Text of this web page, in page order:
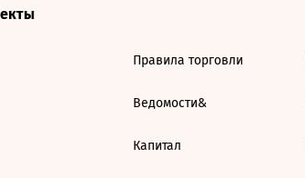
Правила торговли
Ведомости&
Капитал